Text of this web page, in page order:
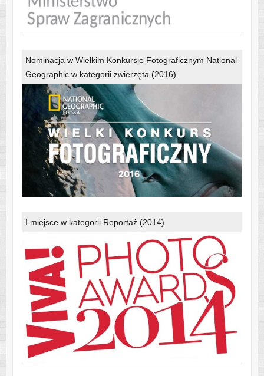
Nominacja w Wielkim Konkursie Fotograficznym National
Geographic w kategorii zwierzęta (2016)
I miejsce w kategorii Reportaż (2014)